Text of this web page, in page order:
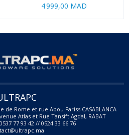
4 999,00 MAD
de Rome et rue Abou Fariss CASABLANCA
Atlas et Rue Tansift Agdal, RABAT
77 93 42 // 0524 33 66 76